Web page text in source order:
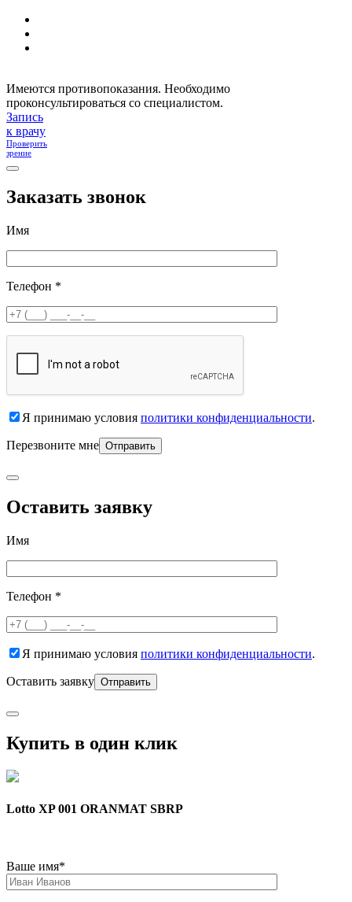
Имеются противопоказания. Необходимо
проконсультироваться со специалистом.
Запись
к врачу
Проверить
зрение
Заказать звонок
Имя
Телефон *
Я принимаю условия политики конфиденциальности.
Перезвоните мне
Оставить заявку
Имя
Телефон *
Я принимаю условия политики конфиденциальности.
Оставить заявку
Купить в один клик
Lotto XP 001 ORANMAT SBRP
Ваше имя*